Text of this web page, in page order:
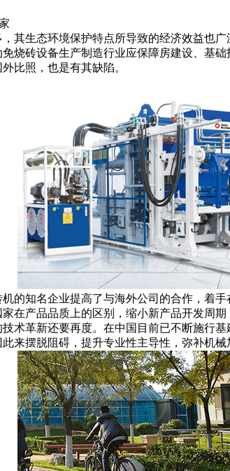
其生态环境保护特点所导致的经济效益也
烧砖设备生产制造行业应保障房建设、基
比照，也是有其缺陷。
的知名企业提高了与海外公司的合作，着
在产品品质上的区别，缩小新产品开发周
术革新还要再度。在中国目前已不断施行
来摆脱阻碍，提升专业性主导性，弥补机